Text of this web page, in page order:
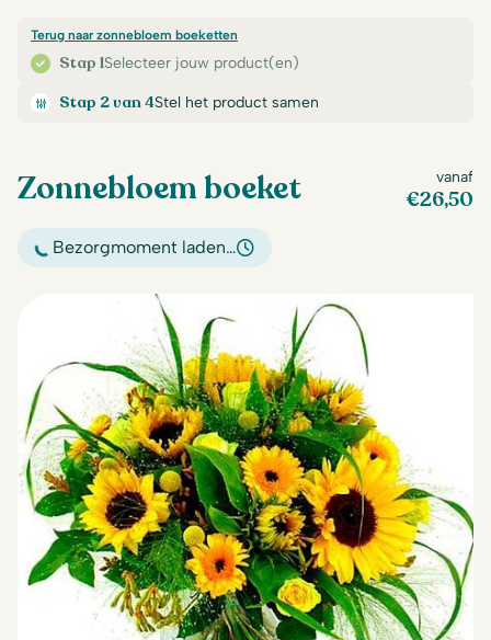
Stap 1Selecteer jouw product(en)
Terug naar zonnebloem boeketten
Stap 2 van 4Stel het product samen
Zonnebloem boeket vanaf
€26,50
Bezorgmoment laden…